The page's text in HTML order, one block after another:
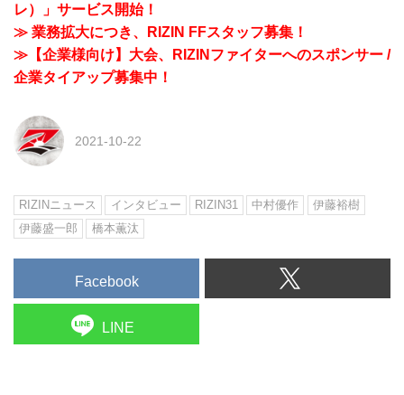
レ）」サービス開始！
≫ 業務拡大につき、RIZIN FFスタッフ募集！
≫【企業様向け】大会、RIZINファイターへのスポンサー /
企業タイアップ募集中！
2021-10-22
RIZINニュース インタビュー RIZIN31 中村優作
伊藤裕樹
伊藤盛一郎
橋本薫汰
Facebook
LINE